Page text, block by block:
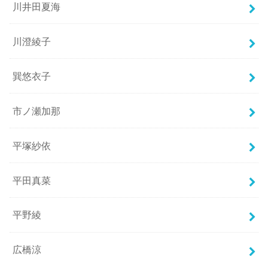
川井田夏海
川澄綾子
巽悠衣子
市ノ瀬加那
平塚紗依
平田真菜
平野綾
広橋涼